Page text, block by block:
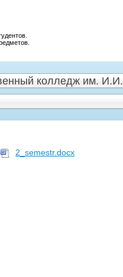
колледж им.
2_semestr.docx